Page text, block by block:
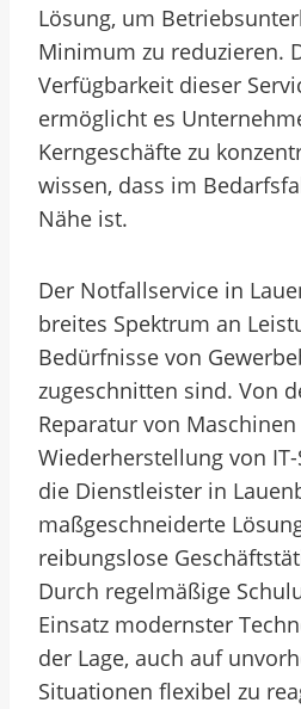
Lösung, um
Minimum zu reduzieren.
Verfügbarkeit dieser
ermöglicht es
Kerngeschäfte zu
wissen, dass im
Nähe ist.
Der Notfallservice in
breites Spektrum an
Bedürfnisse von
zugeschnitten sind. Von
Reparatur von
Wiederherstellung von
die Dienstleister in
maßgeschneiderte
reibungslose
Durch regelmäßige
Einsatz modernster
der Lage, auch auf
Situationen flexibel zu